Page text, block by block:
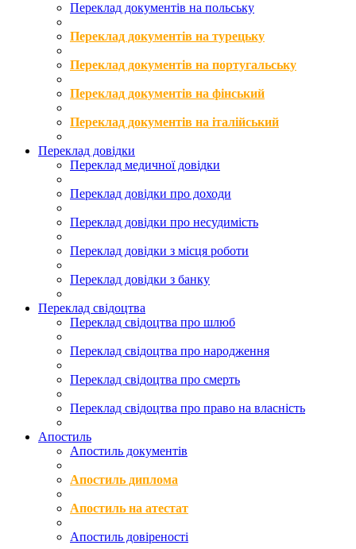
Переклад документів на польську
Переклад документів на турецьку
Переклад документів на португальську
Переклад документів на фінський
Переклад документів на італійський
Переклад довідки
Переклад медичної довідки
Переклад довідки про доходи
Переклад довідки про несудимість
Переклад довідки з місця роботи
Переклад довідки з банку
Переклад свідоцтва
Переклад свідоцтва про шлюб
Переклад свідоцтва про народження
Переклад свідоцтва про смерть
Переклад свідоцтва про право на власність
Апостиль
Апостиль документів
Апостиль диплома
Апостиль на атестат
Апостиль довіреності